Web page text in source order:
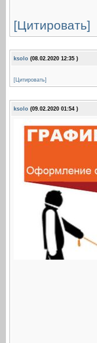
[Цитировать]
ksolo (08.02.2020 12:35 )
[Цитировать]
ksolo (09.02.2020 01:54 )